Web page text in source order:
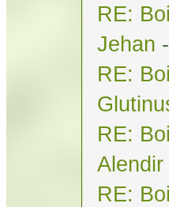
RE:
Jehan
RE:
RE:
Alendir
RE: